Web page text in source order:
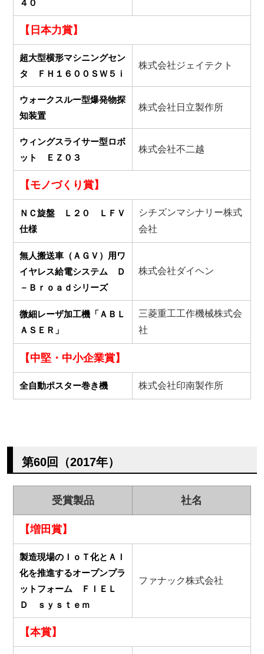
４０
【日本力賞】
超大型横形マシニングセン
タ ＦＨ１６００ＳＷ５ｉ
株式会社ジェイテクト
ウォークスルー型爆発物探
知装置
株式会社日立製作所
ウィングスライサー型ロボ
ット ＥＺ０３
株式会社不二越
【モノづくり賞】
ＮＣ旋盤 Ｌ２０ ＬＦＶ
仕様
シチズンマシナリー株式
会社
無人搬送車（ＡＧＶ）用ワ
イヤレス給電システム Ｄ
－Ｂｒｏａｄシリーズ
株式会社ダイヘン
微細レーザ加工機「ＡＢＬ
ＡＳＥＲ」
三菱重工工作機械株式会
社
【中堅・中小企業賞】
全自動ポスター巻き機 株式会社印南製作所
第60回（2017年）
受賞製品 社名
【増田賞】
製造現場のＩｏＴ化とＡＩ
化を推進するオープンプラ
ットフォーム ＦＩＥＬ
Ｄ ｓｙｓｔｅｍ
ファナック株式会社
【本賞】